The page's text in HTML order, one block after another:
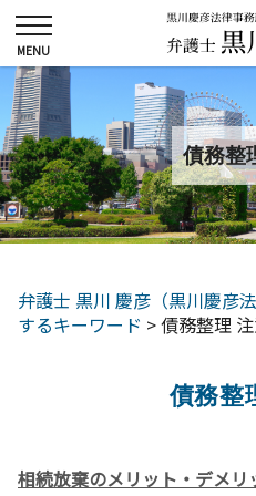
債務整
弁護士 黒川 慶彦（黒川慶彦法
するキーワード >債務整理
債務整
相続放棄のメリット・デメリ